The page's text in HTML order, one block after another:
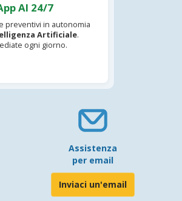
AI 24/7
preventivi in autonomia
Artificiale.
ogni giorno.
Assistenza
per email
Inviaci un'email